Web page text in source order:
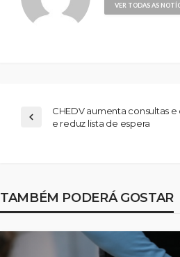
VER TODAS AS
CHEDV aumenta consultas e
e reduz lista de espera
TAMBÉM PODERÁ GOSTAR